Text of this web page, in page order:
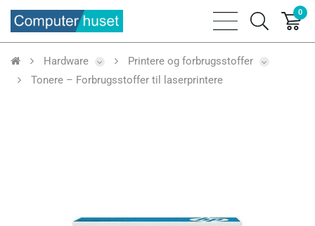
bars
sharp
thin
search
icon
0
Hardware
Printere og forbrugsstoffer
Tonere – Forbrugsstoffer til laserprintere